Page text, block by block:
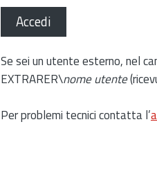
Accedi
Se sei un utente esterno, nel
EXTRARER\nome utente
Per problemi tecnici contatta l’